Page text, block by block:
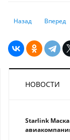
Предыдущий:
Назад Вперед
НОВОСТИ
Starlink